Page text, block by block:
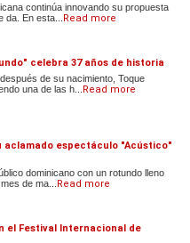
continúa innovando su propuesta
En esta...
Read more
celebra 37 años de historia
de su nacimiento, Toque
una de las h...
Read more
aclamado espectáculo "Acústico"
dominicano con un rotundo lleno
de ma...
Read more
el Festival Internacional de